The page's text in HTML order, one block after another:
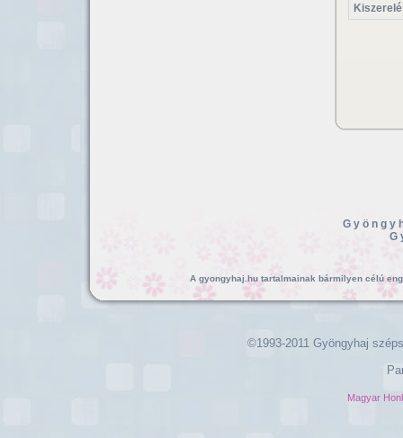
A gyongyhaj.hu tartalmainak bármilyen célú
©1993-2011 Gyöngyhaj
Magyar